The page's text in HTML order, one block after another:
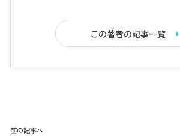
この著者の記事一覧
前の記事へ